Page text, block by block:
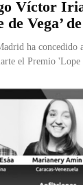
Víctor
de Vega’
ha concedido
el Premio 'Lope